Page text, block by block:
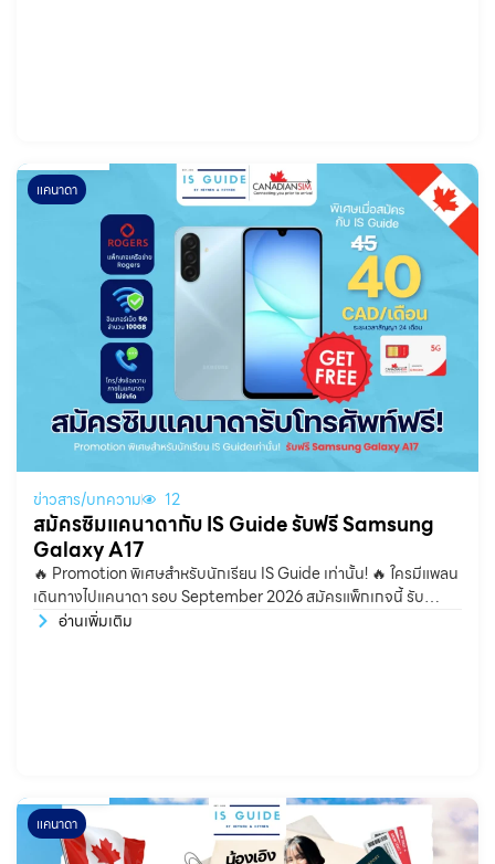
แคนาดา
ข่าวสาร/บทความ 12
สมัครซิมแคนาดากับ IS Guide รับฟรี Samsung
Galaxy A17
🔥 Promotion พิเศษสำหรับนักเรียน IS Guide เท่านั้น! 🔥 ใครมีแพลน
เดินทางไปแคนาดา รอบ September 2026 สมัครแพ็กเกจนี้ รับ
โทรศัพท์ฟรีไปเลย! 📱🇨🇦
อ่านเพิ่มเติม
แคนาดา